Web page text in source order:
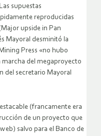
supuestas
reproducidas
upside in Pan
Mayoral desminitó la
Press «no hubo
marcha del megaproyecto
del secretario Mayoral
(francamente era
de un proyecto que
salvo para el Banco de